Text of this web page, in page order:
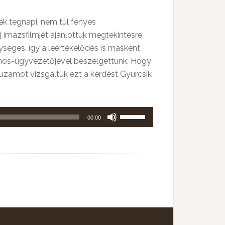
tegnapi, nem túl fényes
ajánlottuk megtekintésre.
így a leértékelődés is másként
ügyvezetőjével beszélgettünk. Hogy
vizsgáltuk ezt a kérdést Gyurcsik
00:00
hangerő
illetőleg